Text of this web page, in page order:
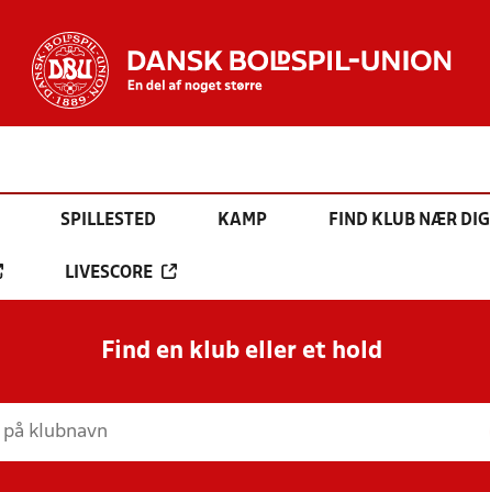
SPILLESTED KAMP FIND KLUB NÆR DIG
LIVESCORE
Find en klub eller et hold